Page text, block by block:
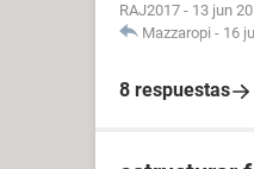
RAJ2017 - 13 jun
Mazzaropi - 16
8 respuestas